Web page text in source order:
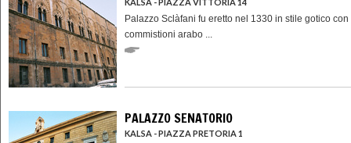
Palazzo Sclàfani fu eretto nel 1330 in stile gotico con
commistioni arabo ...
PALAZZO SENATORIO
KALSA - PIAZZA PRETORIA 1